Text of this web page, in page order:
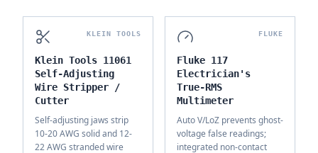
KLEIN TOOLS
Klein Tools 11061
Self-Adjusting
Wire Stripper /
Cutter
Self-adjusting jaws strip
10-20 AWG solid and 12-
22 AWG stranded wire
FLUKE
Fluke 117
Electrician's
True-RMS
Multimeter
Auto V/LoZ prevents ghost-
voltage false readings;
integrated non-contact